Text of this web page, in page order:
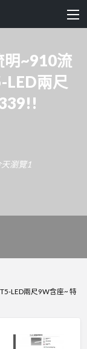
明~910流
兩尺
瀏覽1
LED兩尺9W含座~ 特